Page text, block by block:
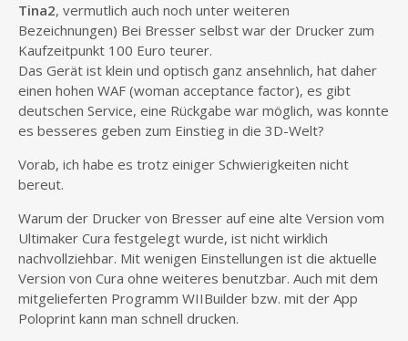
Tina2, vermutlich auch noch unter weiteren
Bezeichnungen) Bei Bresser selbst war der Drucker zum
Kaufzeitpunkt 100 Euro teurer.
Das Gerät ist klein und optisch ganz ansehnlich, hat daher
einen hohen WAF (woman acceptance factor), es gibt
deutschen Service, eine Rückgabe war möglich, was konnte
es besseres geben zum Einstieg in die 3D-Welt?
Vorab, ich habe es trotz einiger Schwierigkeiten nicht
bereut.
Warum der Drucker von Bresser auf eine alte Version vom
Ultimaker Cura festgelegt wurde, ist nicht wirklich
nachvollziehbar. Mit wenigen Einstellungen ist die aktuelle
Version von Cura ohne weiteres benutzbar. Auch mit dem
mitgelieferten Programm WIIBuilder bzw. mit der App
Poloprint kann man schnell drucken.